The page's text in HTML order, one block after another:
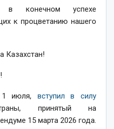
в конечном успехе
к процветанию нашего
Казахстан!
1 июля, вступил в силу
принятый на
15 марта 2026 года.